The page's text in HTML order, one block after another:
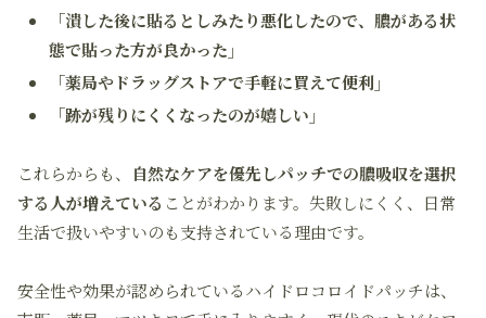
「潰した後に貼るとしみたり悪化したので、膿がある状
態で貼った方が良かった」
「薬局やドラッグストアで手軽に買えて便利」
「跡が残りにくくなったのが嬉しい」
これらからも、
自然なケアを優先しパッチでの膿吸収を選択
する人が増えている ことがわかります。失敗しにくく、日常
生活で扱いやすいのも支持されている理由です。
安全性や効果が認められているハイドロコロイドパッチは、